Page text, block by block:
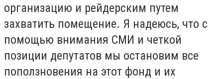
организацию и рейдерским путем
захватить помещение. Я надеюсь, что с
помощью внимания СМИ и четкой
позиции депутатов мы остановим все
поползновения на этот фонд и их